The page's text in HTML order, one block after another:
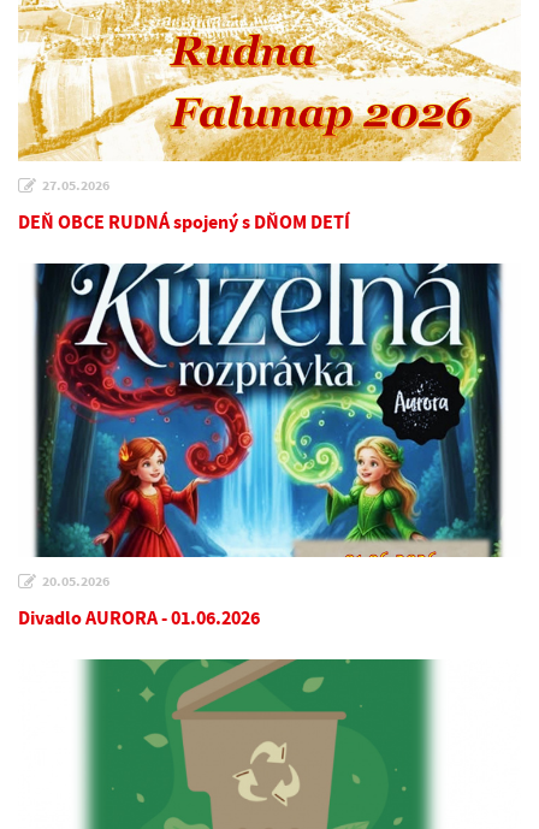
27.05.2026
DEŇ OBCE RUDNÁ spojený s DŇOM DETÍ
20.05.2026
Divadlo AURORA - 01.06.2026